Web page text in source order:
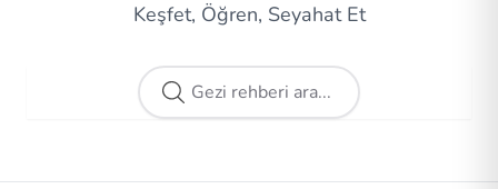
Keşfet, Öğren, Seyahat Et